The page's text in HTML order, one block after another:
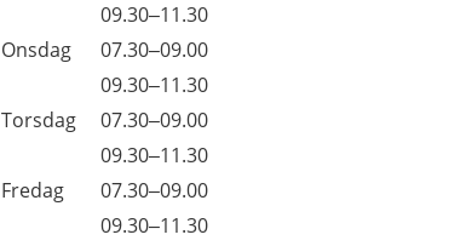
09.30–11.30
Onsdag
07.30–09.00
09.30–11.30
Torsdag
07.30–09.00
09.30–11.30
Fredag
07.30–09.00
09.30–11.30